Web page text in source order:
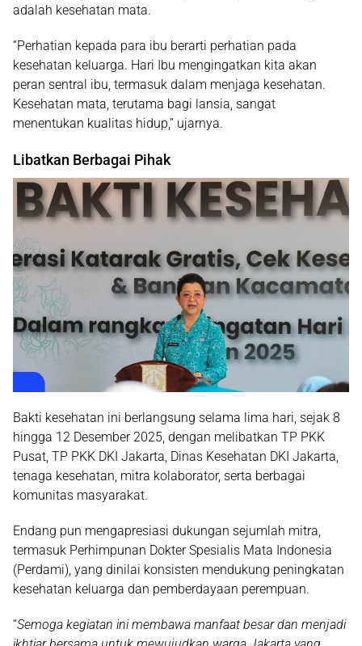
adalah kesehatan mata.
“Perhatian kepada para ibu berarti perhatian pada
kesehatan keluarga. Hari Ibu mengingatkan kita akan
peran sentral ibu, termasuk dalam menjaga kesehatan.
Kesehatan mata, terutama bagi lansia, sangat
menentukan kualitas hidup,” ujarnya.
Libatkan Berbagai Pihak
Bakti kesehatan ini berlangsung selama lima hari, sejak 8
hingga 12 Desember 2025, dengan melibatkan TP PKK
Pusat, TP PKK DKI Jakarta, Dinas Kesehatan DKI Jakarta,
tenaga kesehatan, mitra kolaborator, serta berbagai
komunitas masyarakat.
Endang pun mengapresiasi dukungan sejumlah mitra,
termasuk Perhimpunan Dokter Spesialis Mata Indonesia
(Perdami), yang dinilai konsisten mendukung peningkatan
kesehatan keluarga dan pemberdayaan perempuan.
“Semoga kegiatan ini membawa manfaat besar dan menjadi